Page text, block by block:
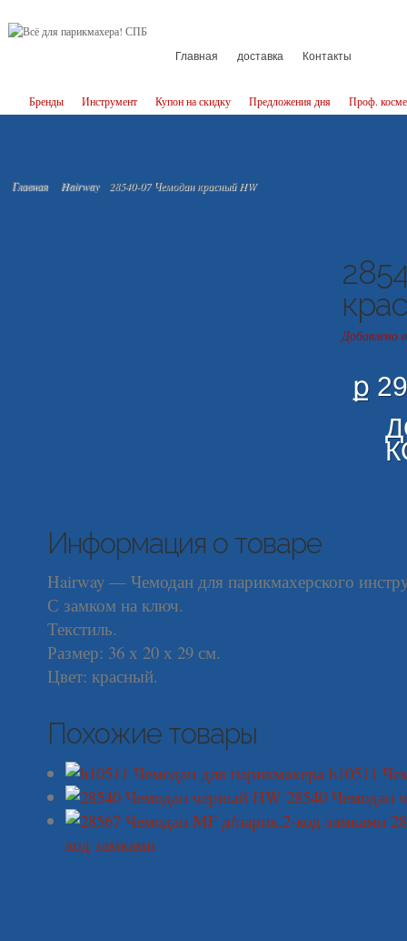
Главная доставка Контакты
Бренды Инструмент Купон на скидку Предложения дня Проф.
Главная Hairway 28540-07 Чемодан красный HW
Добавлено
ք
Информация о товаре
Hairway — Чемодан для парикмахерского
С замком на ключ.
Текстиль.
Размер: 36 х 20 х 29 см.
Цвет: красный.
Похожие товары
h10511
28540 Чемодан
код замками